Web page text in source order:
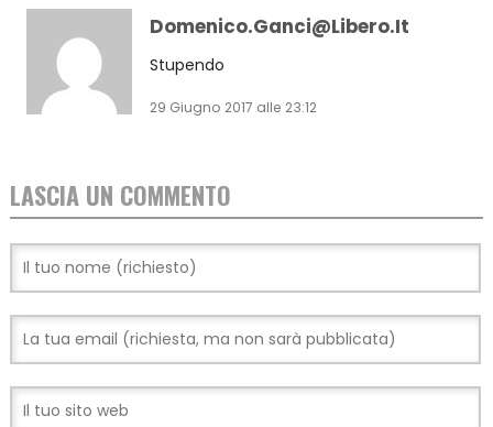
Domenico.ganci@libero.it
Stupendo
29 Giugno 2017 alle 23:12
LASCIA UN COMMENTO